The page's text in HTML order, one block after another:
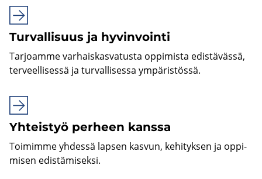
Tur­val­li­suus ja hy­vin­voin­ti
Tar­joam­me var­hais­kas­va­tus­ta op­pi­mis­ta edis­tä­väs­sä,
ter­veel­li­ses­sä ja tur­val­li­ses­sa ym­pä­ris­tös­sä.
Yh­teis­työ per­heen kans­sa
Toi­mim­me yh­des­sä lap­sen kas­vun, ke­hi­tyk­sen ja op­pi­
mi­sen edis­tä­mi­sek­si.